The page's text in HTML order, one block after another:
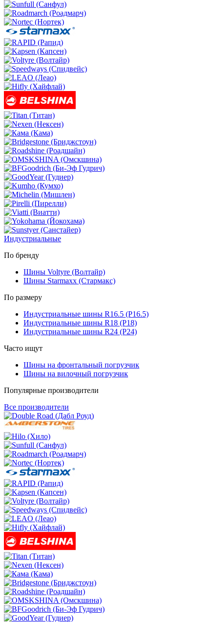
Индустриальные
По бренду
Шины Voltyre (Волтайр)
Шины Starmaxx (Стармакс)
По размеру
Индустриальные шины R16.5 (Р16.5)
Индустриальные шины R18 (Р18)
Индустриальные шины R24 (Р24)
Часто ищут
Шины на фронтальный погрузчик
Шины на вилочный погрузчик
Популярные производители
Все производители